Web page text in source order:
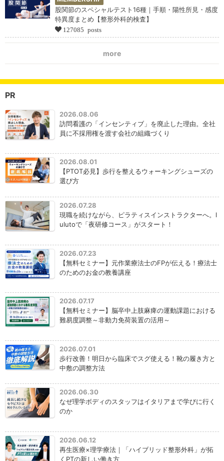
股関節のスペシャルテスト16種｜手順・陽性所見・感度
特異度まとめ【整形外科的検査】
127085 posts
more
PR
2026.08.06
訪問看護の「インセンティブ」を廃止した理由。全社
員に不採用権を渡す会社の組織づくり
2026.08.01
【PTOT必見】歩行を整えるウォーキングシューズの
選び方
2026.07.28
現職を続けながら、ピラティスインストラクターへ。l
ulutoで「夜研修コース」がスタート！
2026.07.23
【無料セミナー】元作業療法士のFPが伝える！療法士
のためのお金の教養講座
2026.07.17
【無料セミナー】脳卒中上肢麻痺の運動課題における
難易度調整～非動力免荷装置の活用～
2026.07.01
歩行改善！明日から臨床でスグ使える！靴の履き方と
中敷の調整方法
2026.06.30
なぜ理学ボディのスタッフはイタリアまで学びに行く
のか
2026.06.12
再生医療×理学療法｜「ハイブリッド整形外科」が拓
くPTの新しい働き方